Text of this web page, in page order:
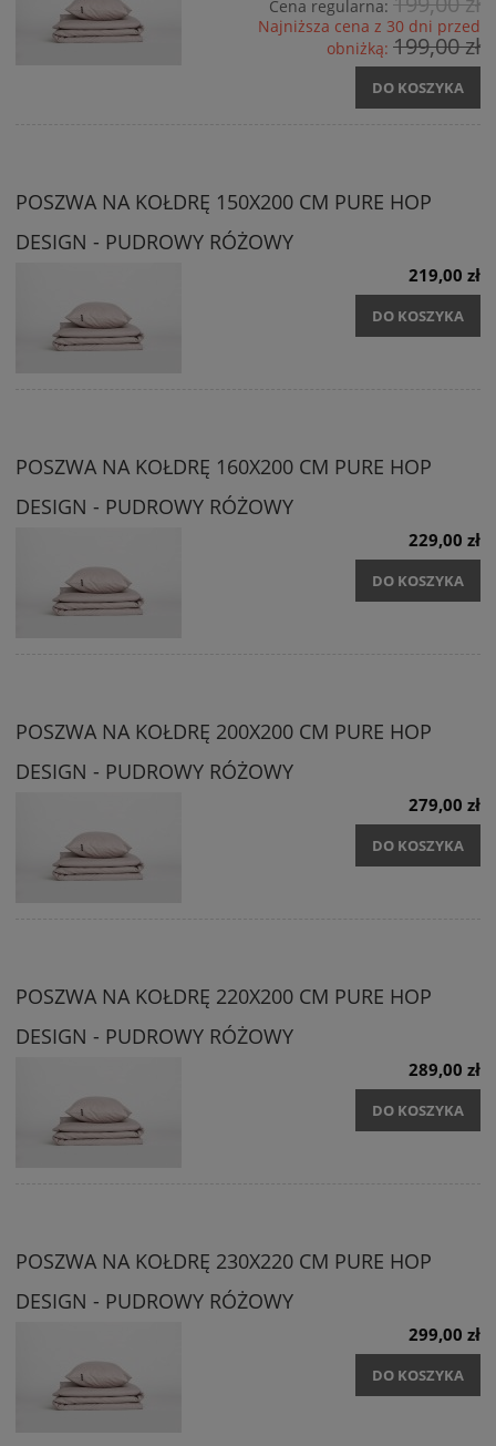
Cena regularna:
Najniższa cena z 30 dni przed
obniżką: 199,00 zł
DO KOSZYKA
POSZWA NA KOŁDRĘ 150X200 CM PURE HOP
DESIGN - PUDROWY RÓŻOWY
219,00 zł
DO KOSZYKA
POSZWA NA KOŁDRĘ 160X200 CM PURE HOP
DESIGN - PUDROWY RÓŻOWY
229,00 zł
DO KOSZYKA
POSZWA NA KOŁDRĘ 200X200 CM PURE HOP
DESIGN - PUDROWY RÓŻOWY
279,00 zł
DO KOSZYKA
POSZWA NA KOŁDRĘ 220X200 CM PURE HOP
DESIGN - PUDROWY RÓŻOWY
289,00 zł
DO KOSZYKA
POSZWA NA KOŁDRĘ 230X220 CM PURE HOP
DESIGN - PUDROWY RÓŻOWY
299,00 zł
DO KOSZYKA